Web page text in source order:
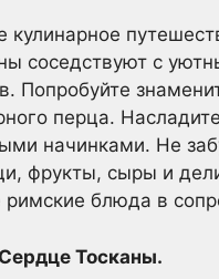
кулинарное
соседствуют с
Попробуйте
перца.
начинками. Не
фрукты, сыры и
римские блюда в
Тосканы.